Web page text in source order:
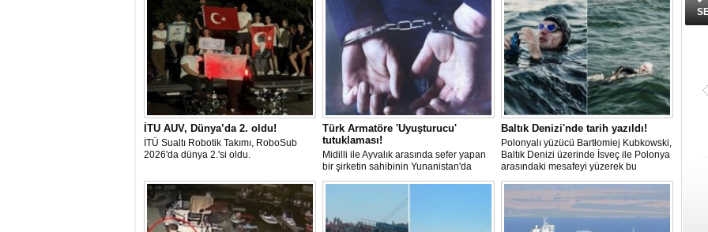
İTU AUV, Dünya’da 2. oldu!
İTÜ Sualtı Robotik Takımı, RoboSub
2026'da dünya 2.'si oldu.
Türk Armatöre 'Uyuşturucu'
tutuklaması!
Midilli ile Ayvalık arasında sefer yapan
bir şirketin sahibinin Yunanistan'da
tutuklandığı bildirildi.
Baltık Denizi'nde tarih yazıldı!
Polonyalı yüzücü Bartłomiej Kubkowski,
Baltık Denizi üzerinde İsveç ile Polonya
arasındaki mesafeyi yüzerek bu
başarının ilk örneği olarak tarihe geçti.